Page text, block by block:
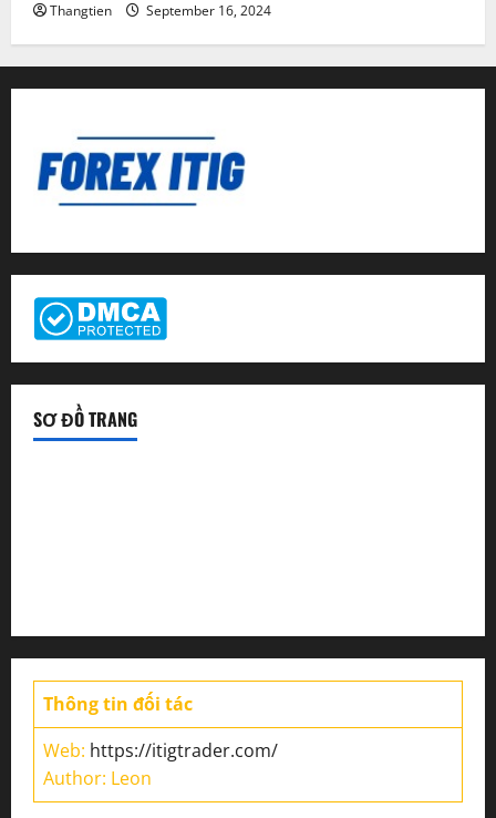
Thangtien September 16, 2024
SƠ ĐỒ TRANG
Thông tin đối tác
Web: https://itigtrader.com/
Author: Leon